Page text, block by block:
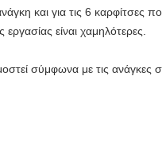
και για τις 6 καρφίτσες
είναι χαμηλότερες.
σύμφωνα με τις ανάγκες